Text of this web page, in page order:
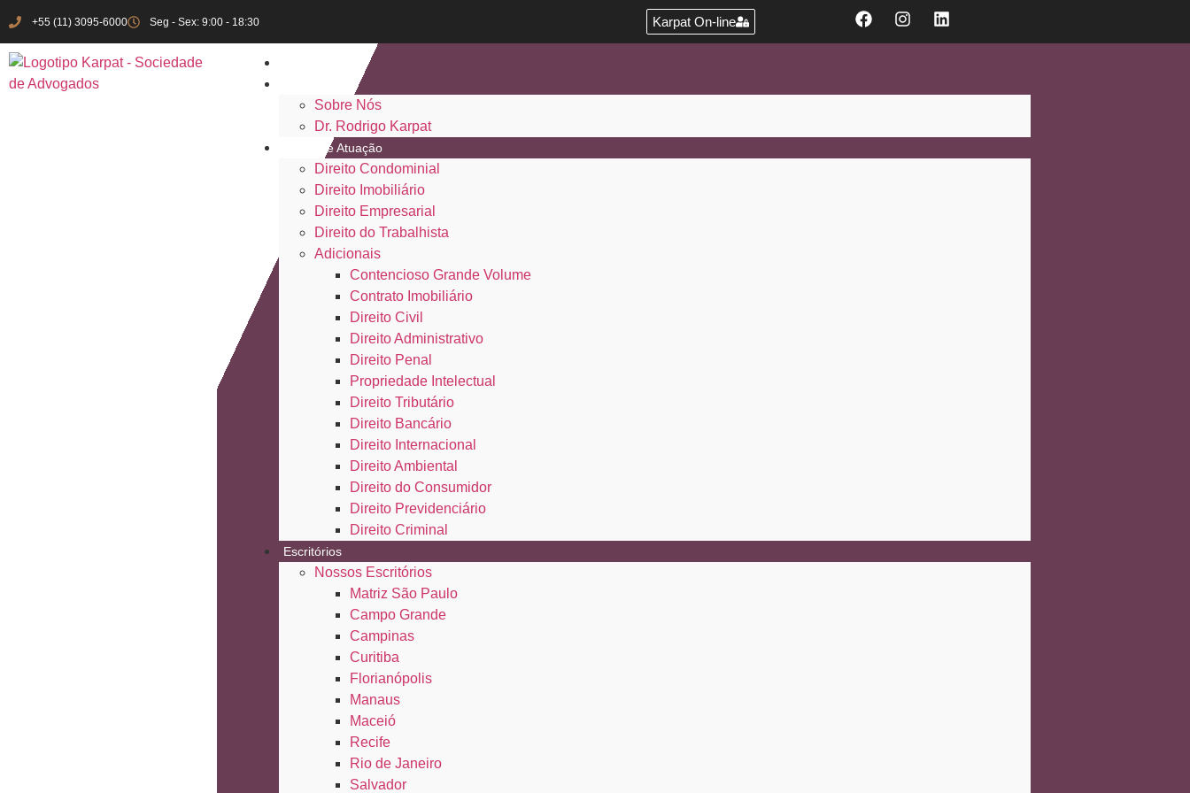
+55 (11) 3095-6000 Seg - Sex: 9:00 - 18:30 Karpat On-line
Sobre Nós
Dr. Rodrigo Karpat
Áreas de Atuação
Direito Condominial
Direito Imobiliário
Direito Empresarial
Direito do Trabalhista
Adicionais
Contencioso Grande Volume
Contrato Imobiliário
Direito Civil
Direito Administrativo
Direito Penal
Propriedade Intelectual
Direito Tributário
Direito Bancário
Direito Internacional
Direito Ambiental
Direito do Consumidor
Direito Previdenciário
Direito Criminal
Escritórios
Nossos Escritórios
Matriz São Paulo
Campo Grande
Campinas
Curitiba
Florianópolis
Manaus
Maceió
Recife
Rio de Janeiro
Salvador